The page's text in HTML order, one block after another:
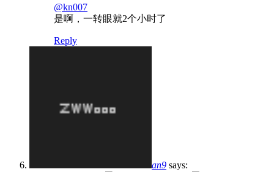
@kn007
是啊，一转眼就2个小时了
Reply
an9 says: